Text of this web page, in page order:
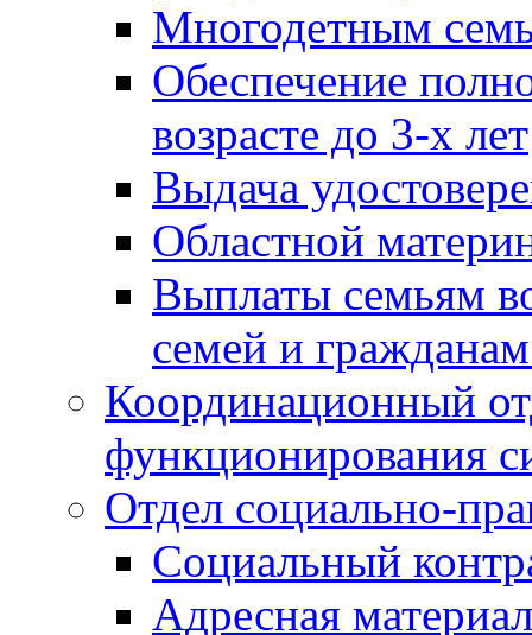
Многодетным
Обеспечение
возрасте до 3-х лет
Выдача
Областной
Выплаты семьям
семей и
Координационный
функционирования
Отдел социально-
Социальный
Адресная